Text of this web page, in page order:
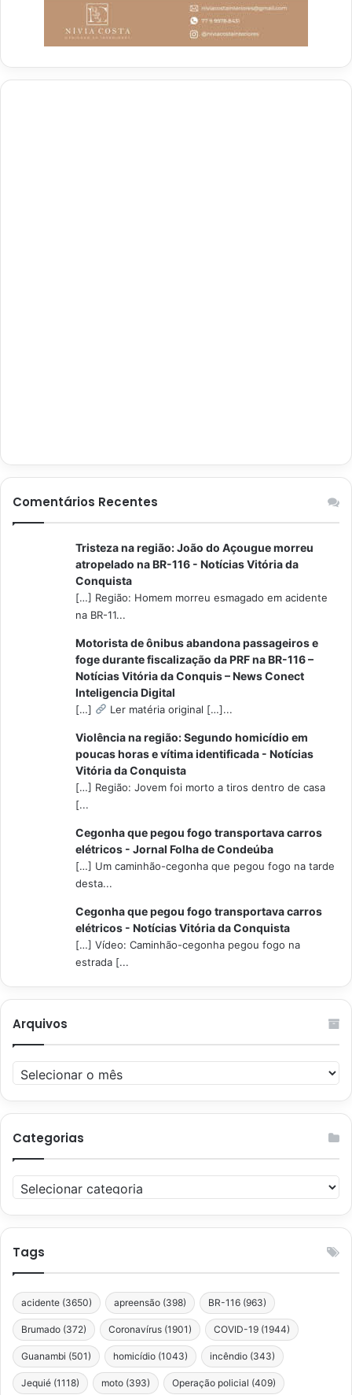
Comentários Recentes
Tristeza na região: João do Açougue morreu
atropelado na BR-116 - Notícias Vitória da
Conquista
[…] Região: Homem morreu esmagado em acidente
na BR-11...
Motorista de ônibus abandona passageiros e
foge durante fiscalização da PRF na BR-116 –
Notícias Vitória da Conquis – News Conect
Inteligencia Digital
[…] Ler matéria original […]...
Violência na região: Segundo homicídio em
poucas horas e vítima identificada - Notícias
Vitória da Conquista
[…] Região: Jovem foi morto a tiros dentro de casa
[...
Cegonha que pegou fogo transportava carros
elétricos - Jornal Folha de Condeúba
[…] Um caminhão-cegonha que pegou fogo na tarde
desta...
Cegonha que pegou fogo transportava carros
elétricos - Notícias Vitória da Conquista
[…] Vídeo: Caminhão-cegonha pegou fogo na
estrada [...
Arquivos
Arquivos
Categorias
Categorias
Tags
acidente (3650) apreensão (398) BR-116 (963)
Brumado (372) Coronavírus (1901) COVID-19 (1944)
Guanambi (501) homicídio (1043) incêndio (343)
Jequié (1118) moto (393) Operação policial (409)